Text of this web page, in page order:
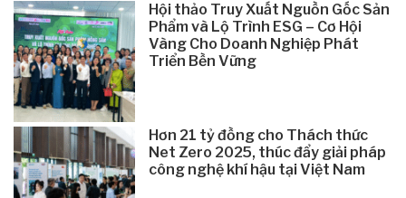
Hội thảo Truy Xuất Nguồn Gốc Sản
Phẩm và Lộ Trình ESG – Cơ Hội
Vàng Cho Doanh Nghiệp Phát
Triển Bền Vững
Hơn 21 tỷ đồng cho Thách thức
Net Zero 2025, thúc đẩy giải pháp
công nghệ khí hậu tại Việt Nam